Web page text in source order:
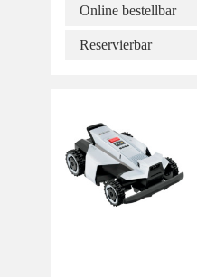
Online bestellbar
Reservierbar